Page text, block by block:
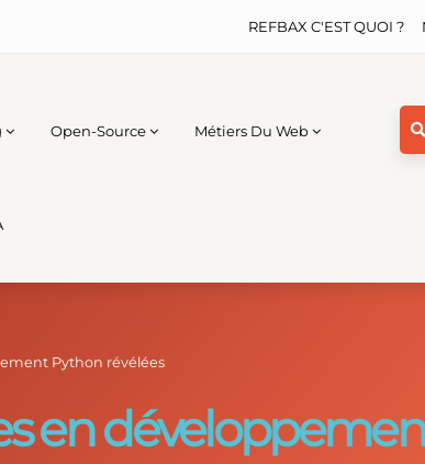
REFBAX C'EST QUOI ?
Open-Source Métiers Du Web
Python révélées
en